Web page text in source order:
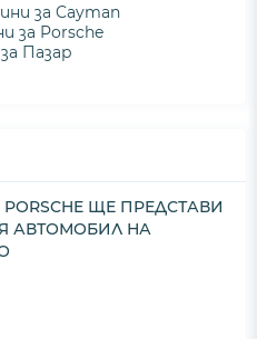
за Cayman
за Porsche
Пазар
ЩЕ ПРЕДСТАВИ
АВТОМОБИЛ НА